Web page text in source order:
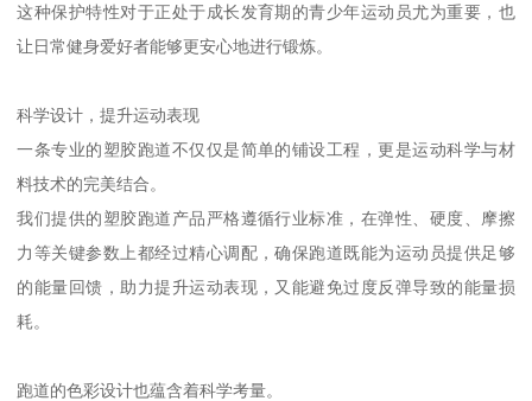
这种保护特性对于正处于成长发育期的青少年运动员尤为重要，也
让日常健身爱好者能够更安心地进行锻炼。
科学设计，提升运动表现
一条专业的塑胶跑道不仅仅是简单的铺设工程，更是运动科学与材
料技术的完美结合。
我们提供的塑胶跑道产品严格遵循行业标准，在弹性、硬度、摩擦
力等关键参数上都经过精心调配，确保跑道既能为运动员提供足够
的能量回馈，助力提升运动表现，又能避免过度反弹导致的能量损
耗。
跑道的色彩设计也蕴含着科学考量。